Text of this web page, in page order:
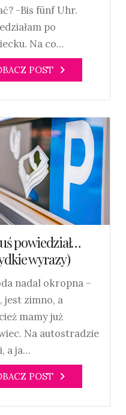
-Bis fünf Uhr.
po
Na co…
POST
powiedział…
wyrazy)
nadal okropna –
jest zimno, a
mamy już
Na autostradzie
a ja…
POST